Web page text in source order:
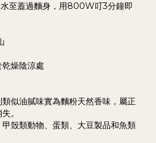
至蓋過麵身，用800W叮3分鐘即
燥陰涼處
似油膩味實為麵粉天然香味，屬正
。
殼類動物、蛋類、大豆製品和魚類